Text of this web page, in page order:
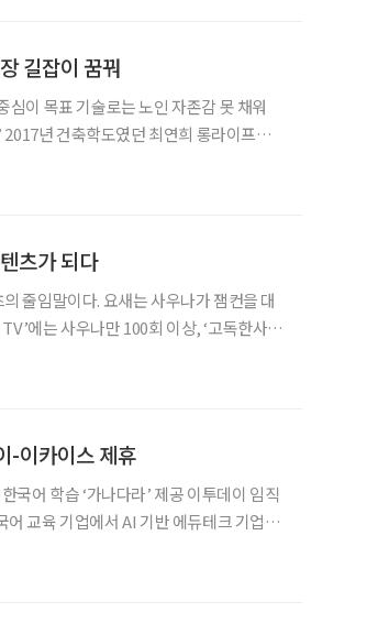
길잡이 꿈꿔
이 목표 기술로는 노인 자존감 못 채워
츠가 되다
줄임말이다. 요새는 사우나가 잼컨을 대
에는 사우나만 100회 이상, ‘고독한사우
-이카이스 제휴
국어 학습 ‘가나다라’ 제공 이투데이 임직
교육 기업에서 AI 기반 에듀테크 기업으